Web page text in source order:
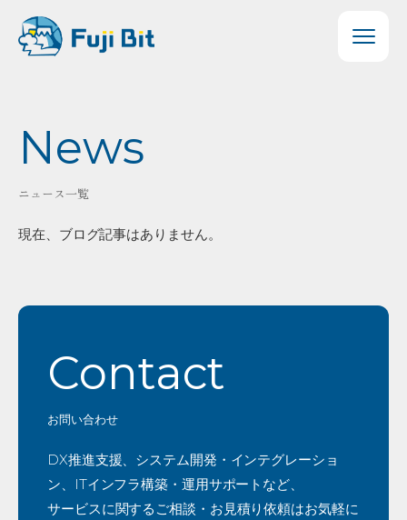
News
ニュース一覧
現在、ブログ記事はありません。
Contact
お問い合わせ
DX推進支援、システム開発・インテグレーショ
ン、ITインフラ構築・運用サポートなど、
サービスに関するご相談・お見積り依頼はお気軽に